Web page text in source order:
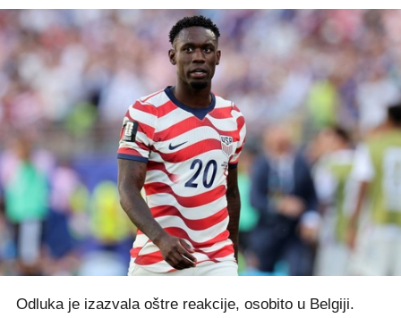
Odluka je izazvala oštre reakcije, osobito u Belgiji.